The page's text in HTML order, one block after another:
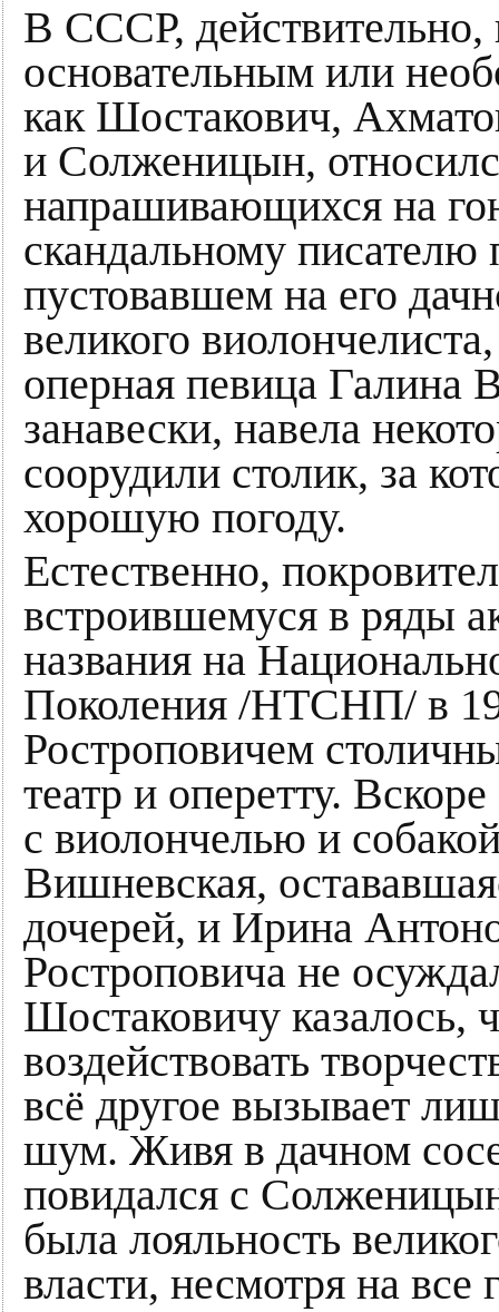
В СССР, действительно,
основательным или
как Шостакович,
и Солженицын,
напрашивающихся на
скандальному писателю
пустовавшем на его
великого
оперная певица Галина
занавески, навела
соорудили столик, за
хорошую погоду.
Естественно,
встроившемуся в ряды
названия на
Поколения /НТСНП/ в
Ростроповичем
театр и оперетту.
с виолончелью и
Вишневская,
дочерей, и Ирина
Ростроповича не
Шостаковичу казалось,
воздействовать
всё другое вызывает
шум. Живя в дачном
повидался с
была лояльность
власти, несмотря на все